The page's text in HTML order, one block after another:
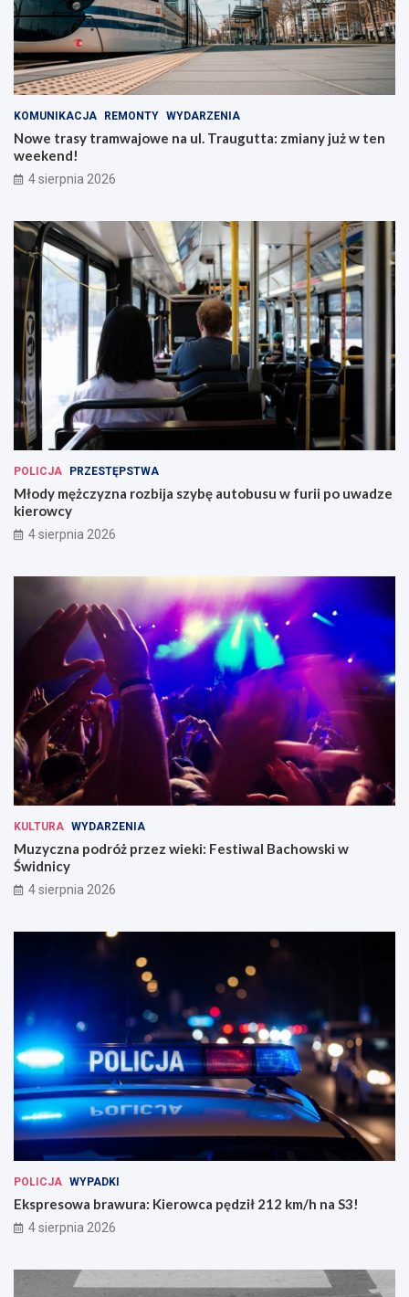
KOMUNIKACJA REMONTY WYDARZENIA
Nowe trasy tramwajowe na ul. Traugutta: zmiany już w ten
weekend!
4 sierpnia 2026
POLICJA PRZESTĘPSTWA
Młody mężczyzna rozbija szybę autobusu w furii po uwadze
kierowcy
4 sierpnia 2026
KULTURA WYDARZENIA
Muzyczna podróż przez wieki: Festiwal Bachowski w
Świdnicy
4 sierpnia 2026
POLICJA WYPADKI
Ekspresowa brawura: Kierowca pędził 212 km/h na S3!
4 sierpnia 2026